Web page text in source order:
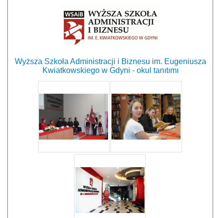
Wyższa Szkoła Administracji i Biznesu im. Eugeniusza
Kwiatkowskiego w Gdyni - okul tanıtımı